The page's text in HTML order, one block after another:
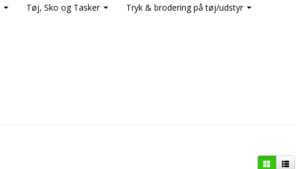
Tøj, Sko og Tasker
Tryk & brodering på tøj/udstyr